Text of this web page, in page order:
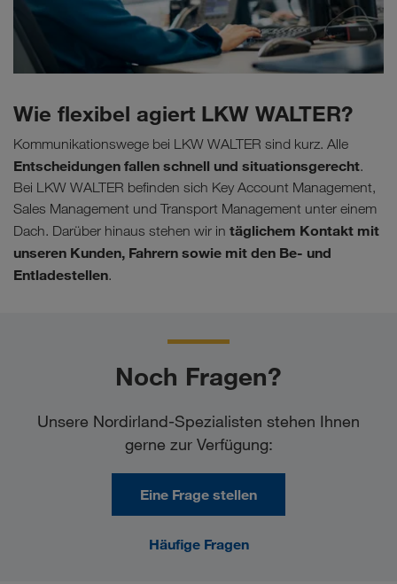
Wie flexibel agiert LKW WALTER?
Kommunikationswege bei LKW WALTER sind kurz. Alle
Entscheidungen fallen schnell und situationsgerecht.
Bei LKW WALTER befinden sich Key Account Management,
Sales Management und Transport Management unter einem
Dach. Darüber hinaus stehen wir in täglichem Kontakt mit
unseren Kunden, Fahrern sowie mit den Be- und
Entladestellen.
Noch Fragen?
Unsere Nordirland-Spezialisten stehen Ihnen
gerne zur Verfügung:
Eine Frage stellen
Häufige Fragen